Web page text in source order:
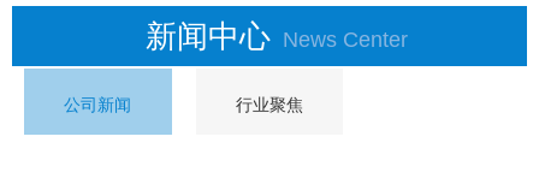
新闻中心 News Center
公司新闻 行业聚焦